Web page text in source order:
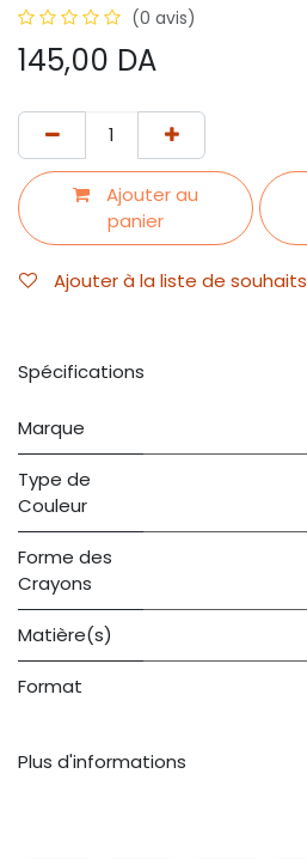
(0 avis)
145,00 DA
Ajouter au
panier
Ajouter à la liste de souhaits
Spécifications
Marque
Type de
Couleur
Forme des
Crayons
Matière(s)
Format
Plus d'informations